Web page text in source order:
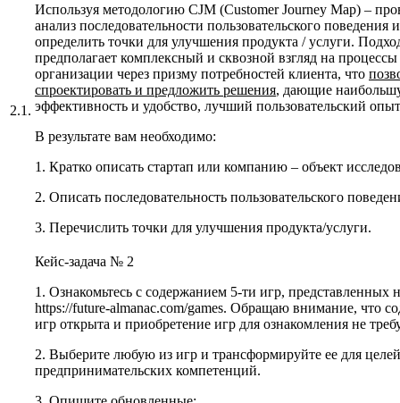
2.1.
Используя методологию CJM (Customer Journey Map) –
анализ последовательности пользовательского поведения и
определить точки для улучшения продукта / услуги.
предполагает комплексный и сквозной взгляд на процессы
организации через призму потребностей клиента, что
спроектировать и предложить решения, дающие
эффективность и удобство, лучший пользовательский
В результате вам необходимо:
1. Кратко описать стартап или компанию – объект
2. Описать последовательность пользовательского
3. Перечислить точки для улучшения продукта/услуги.
Кейс-задача № 2
1. Ознакомьтесь с содержанием 5-ти игр, представленных
https://future-almanac.com/games. Обращаю внимание, что
игр открыта и приобретение игр для ознакомления не
2. Выберите любую из игр и трансформируйте ее для
предпринимательских компетенций.